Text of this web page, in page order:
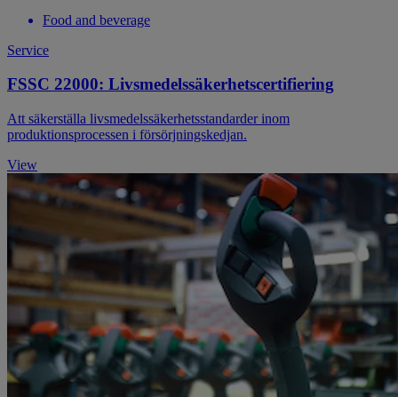
Food and beverage
Service
FSSC 22000: Livsmedelssäkerhetscertifiering
Att säkerställa livsmedelssäkerhetsstandarder inom
produktionsprocessen i försörjningskedjan.
View